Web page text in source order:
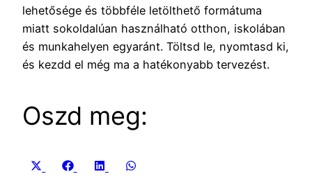
lehetősége és többféle letölthető formátuma
miatt sokoldalúan használható otthon, iskolában
és munkahelyen egyaránt. Töltsd le, nyomtasd ki,
és kezdd el még ma a hatékonyabb tervezést.
Oszd meg:
Share
Share
Facebook
Share
LinkedIn